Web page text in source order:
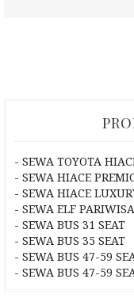
- SEWA TOYOTA
- SEWA HIACE
- SEWA HIACE
- SEWA ELF
- SEWA BUS 31 SEAT
- SEWA BUS 35 SEAT
- SEWA BUS 47-59
- SEWA BUS 47-59